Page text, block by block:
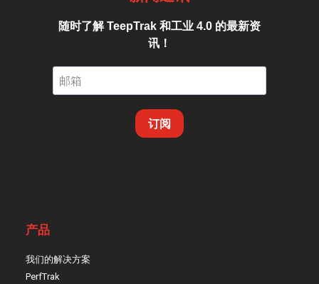
随时了解 TeepTrak 和工业 4.0 的最新资
讯！
订阅
产品
我们的解决方案
PerfTrak